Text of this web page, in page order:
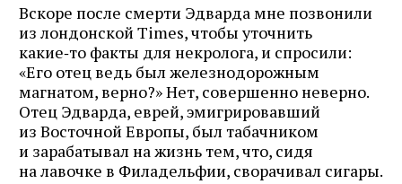
Вскоре после смерти Эдварда мне позвонили
из лондонской Times, чтобы уточнить
какие‑то факты для некролога, и спросили:
«Его отец ведь был железнодорожным
магнатом, верно?» Нет, совершенно неверно.
Отец Эдварда, еврей, эмигрировавший
из Восточной Европы, был табачником
и зарабатывал на жизнь тем, что, сидя
на лавочке в Филадельфии, сворачивал сигары.